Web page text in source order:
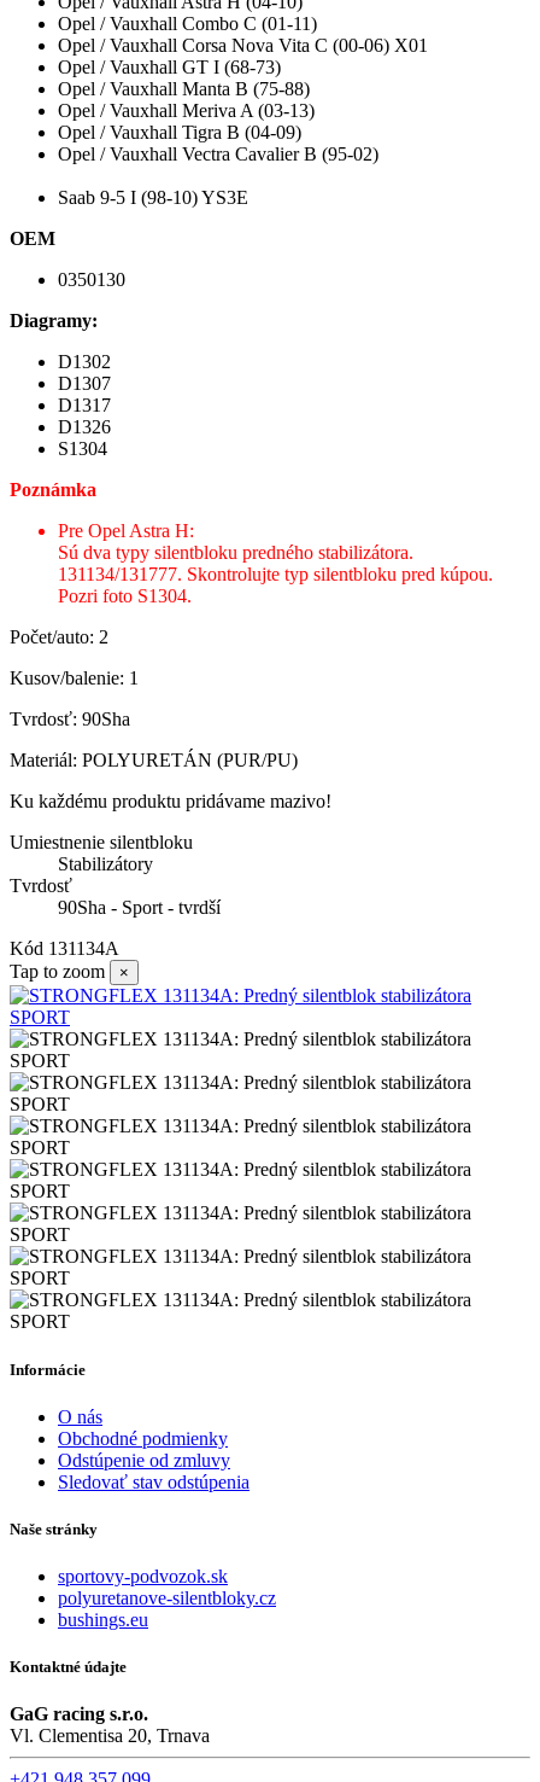
Opel / Vauxhall Combo C (01-11)
Opel / Vauxhall Corsa Nova Vita C (00-06) X01
Opel / Vauxhall GT I (68-73)
Opel / Vauxhall Manta B (75-88)
Opel / Vauxhall Meriva A (03-13)
Opel / Vauxhall Tigra B (04-09)
Opel / Vauxhall Vectra Cavalier B (95-02)
Saab 9-5 I (98-10) YS3E
OEM
0350130
Diagramy:
D1302
D1307
D1317
D1326
S1304
Poznámka
Pre Opel Astra H:
Sú dva typy silentbloku predného stabilizátora.
131134/131777. Skontrolujte typ silentbloku pred kúpou.
Pozri foto S1304.
Počet/auto: 2
Kusov/balenie: 1
Tvrdosť: 90Sha
Materiál: POLYURETÁN (PUR/PU)
Ku každému produktu pridávame mazivo!
Umiestnenie silentbloku
Stabilizátory
Tvrdosť
90Sha - Sport - tvrdší
Kód 131134A
Tap to zoom
×
Informácie
O nás
Obchodné podmienky
Odstúpenie od zmluvy
Sledovať stav odstúpenia
Naše stránky
sportovy-podvozok.sk
polyuretanove-silentbloky.cz
bushings.eu
Kontaktné údajte
GaG racing s.r.o.
Vl. Clementisa 20, Trnava